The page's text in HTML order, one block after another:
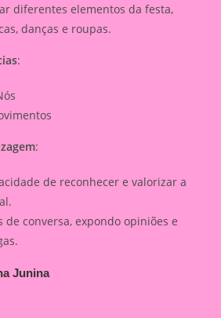
diferentes elementos da festa,
danças e roupas.
:
:
de reconhecer e valorizar a
de conversa, expondo opiniões e
Junina